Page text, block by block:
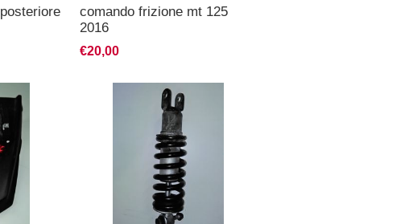
comando frizione mt 125
2016
€20,00